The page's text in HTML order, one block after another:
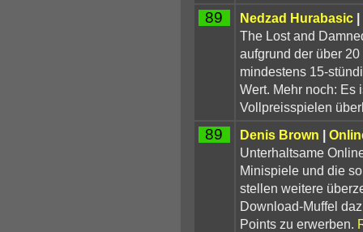
89 Nedzad Hurabasic|
The Lost and
aufgrund der über
mindestens 15-
Wert. Mehr noch: Es
Vollpreisspielen
89 Denis Brown |
Unterhaltsame
Minispiele und die
stellen weitere
Download-Muffel
Points zu erwerben.